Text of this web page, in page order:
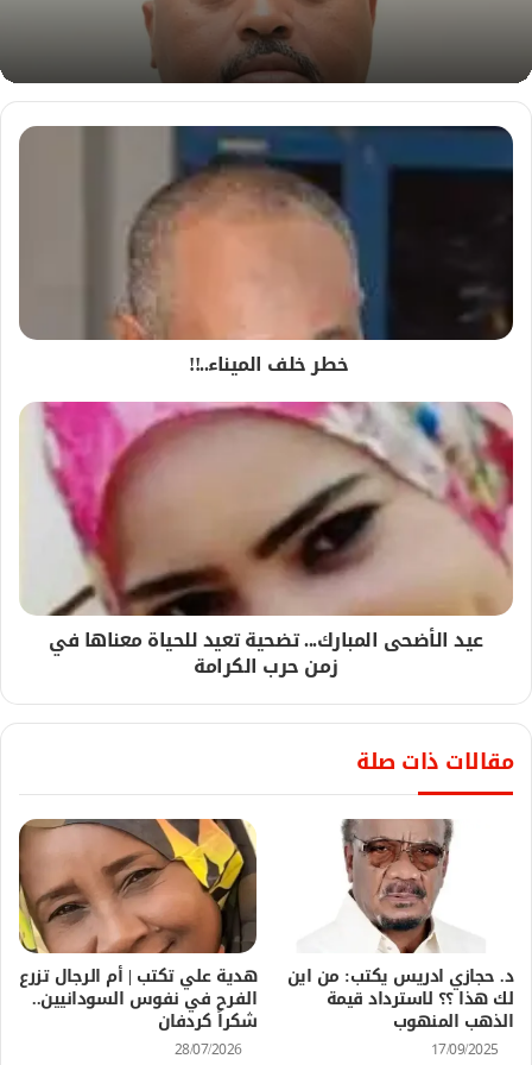
خطر خلف الميناء..!!
عيد الأضحى المبارك... تضحية تعيد للحياة معناها في
زمن حرب الكرامة
مقالات ذات صلة
د. حجازي ادريس يكتب: من اين
لك هذا ؟؟ لاسترداد قيمة
الذهب المنهوب
17/09/2025
هدية علي تكتب | أم الرجال تزرع
الفرح في نفوس السودانيين..
شكراً كردفان
28/07/2026